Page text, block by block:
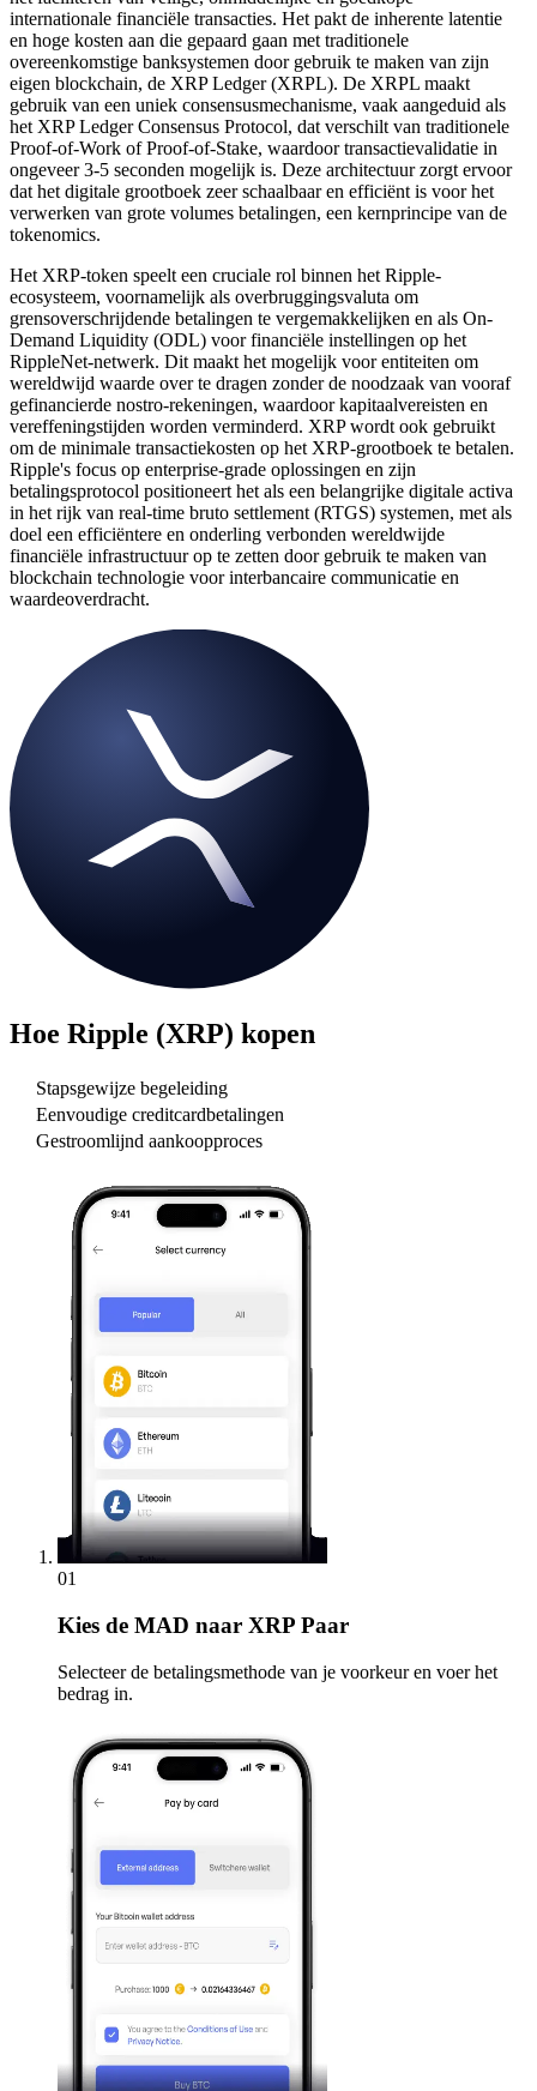
internationale financiële transacties. Het pakt de inherente latentie
en hoge kosten aan die gepaard gaan met traditionele
overeenkomstige banksystemen door gebruik te maken van zijn
eigen blockchain, de XRP Ledger (XRPL). De XRPL maakt
gebruik van een uniek consensusmechanisme, vaak aangeduid als
het XRP Ledger Consensus Protocol, dat verschilt van traditionele
Proof-of-Work of Proof-of-Stake, waardoor transactievalidatie in
ongeveer 3-5 seconden mogelijk is. Deze architectuur zorgt ervoor
dat het digitale grootboek zeer schaalbaar en efficiënt is voor het
verwerken van grote volumes betalingen, een kernprincipe van de
tokenomics.
Het XRP-token speelt een cruciale rol binnen het Ripple-
ecosysteem, voornamelijk als overbruggingsvaluta om
grensoverschrijdende betalingen te vergemakkelijken en als On-
Demand Liquidity (ODL) voor financiële instellingen op het
RippleNet-netwerk. Dit maakt het mogelijk voor entiteiten om
wereldwijd waarde over te dragen zonder de noodzaak van vooraf
gefinancierde nostro-rekeningen, waardoor kapitaalvereisten en
vereffeningstijden worden verminderd. XRP wordt ook gebruikt
om de minimale transactiekosten op het XRP-grootboek te betalen.
Ripple's focus op enterprise-grade oplossingen en zijn
betalingsprotocol positioneert het als een belangrijke digitale activa
in het rijk van real-time bruto settlement (RTGS) systemen, met als
doel een efficiëntere en onderling verbonden wereldwijde
financiële infrastructuur op te zetten door gebruik te maken van
blockchain technologie voor interbancaire communicatie en
waardeoverdracht.
Hoe Ripple (XRP) kopen
Stapsgewijze begeleiding
Eenvoudige creditcardbetalingen
Gestroomlijnd aankoopproces
01
Kies de MAD naar XRP Paar
Selecteer de betalingsmethode van je voorkeur en voer het
bedrag in.